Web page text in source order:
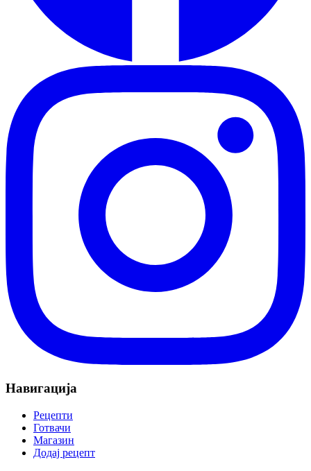
Навигација
Рецепти
Готвачи
Магазин
Додај рецепт